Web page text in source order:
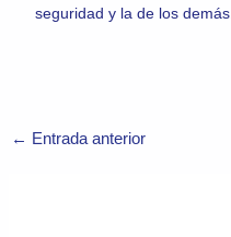
seguridad y la de los demás.
← Entrada anterior